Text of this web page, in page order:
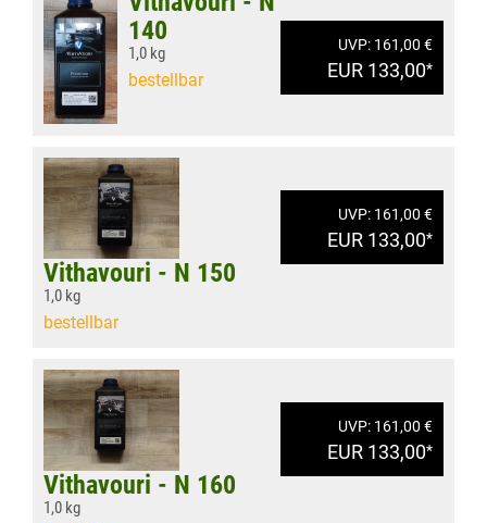
UVP: 161,00 €
EUR 133,00*
140
1,0 kg
bestellbar
UVP: 161,00 €
EUR 133,00*
Vithavouri - N 150
1,0 kg
bestellbar
UVP: 161,00 €
EUR 133,00*
Vithavouri - N 160
1,0 kg